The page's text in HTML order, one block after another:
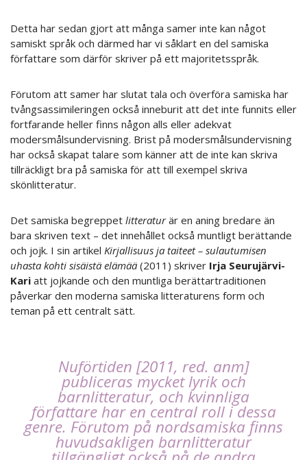
Detta har sedan gjort att många samer inte kan något
samiskt språk och därmed har vi såklart en del samiska
författare som därför skriver på ett majoritetsspråk.
Förutom att samer har slutat tala och överföra samiska har
tvångsassimileringen också inneburit att det inte funnits eller
fortfarande heller finns någon alls eller adekvat
modersmålsundervisning. Brist på modersmålsundervisning
har också skapat talare som känner att de inte kan skriva
tillräckligt bra på samiska för att till exempel skriva
skönlitteratur.
Det samiska begreppet litteraturär en aning bredare än
bara skriven text – det innehållet också muntligt berättande
och jojk. I sin artikel Kirjallisuus ja taiteet – sulautumisen
uhasta kohti sisäistä elämää (2011) skriver Irja Seurujärvi-
Kari att jojkande och den muntliga berättartraditionen
påverkar den moderna samiska litteraturens form och
teman på ett centralt sätt.
Nuförtiden [2011, red. anm]
publiceras mycket lyrik och
barnlitteratur, och kvinnliga
författare har en central roll i dessa
genre. Förutom på nordsamiska finns
huvudsakligen barnlitteratur